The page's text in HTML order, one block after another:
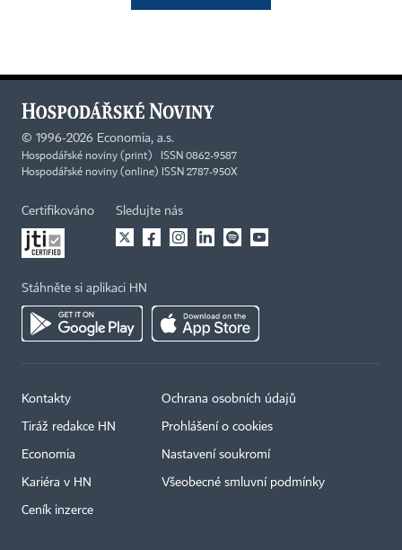
© 1996-2026 Economia, a.s.
Hospodářské noviny (print) ISSN 0862-9587
Hospodářské noviny (online) ISSN 2787-950X
Certifikováno Sledujte nás
Stáhněte si aplikaci HN
Kontakty
Tiráž redakce HN
Economia
Kariéra v HN
Ceník inzerce
Ochrana osobních údajů
Prohlášení o cookies
Nastavení soukromí
Všeobecné smluvní podmínky